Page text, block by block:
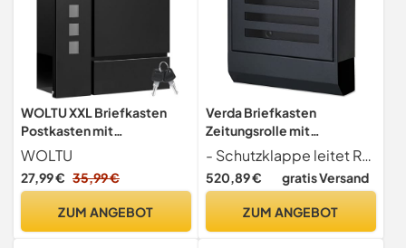
WOLTU XXL Briefkasten
Postkasten mit
Zeitungsfach Sichtfenstern
Klappdeckel, 37x37x10,5
cm, Wandbriefkasten
Schlüsseln, Modern,
WOLTU
27,99 € 35,99 €
ZUM ANGEBOT
Verda Briefkasten
Zeitungsrolle mit
Namensschild und großem
Briefschlitz
Wandbriefkasten
Schlüssel [ca. 330 x 300 x
- Schutzklappe leitet Regen ab - Dieses Produkt wurde speziell für den Einsatz im Freien entwickelt und bietet optimalen Schutz vor Witterungseinflüssen. Dank der robusten und wetterfesten Konstruktion hält es selbst extremen Bedingungen stand.
520,89 € gratis Versand
ZUM ANGEBOT